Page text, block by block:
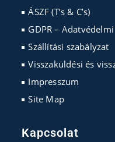
new new
tab
new
ÁSZF (T’s & C’s)
GDPR –
Szállítási szabályzat
Visszaküldési és
Impresszum
Site Map
Kapcsolat